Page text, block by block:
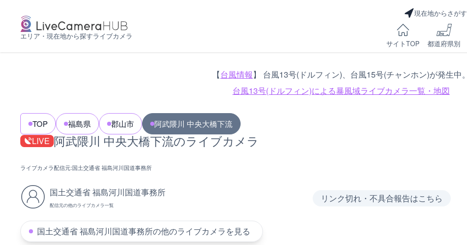
エリア・現在地から探すライブカメラ
現在地からさがす
サイトTOP 都道府県別
【台風情報】 台風13号(ドルフィン)、台風15号(チャンホン)が発生中。
台風13号(ドルフィン)による暴風域ライブカメラ一覧・地図
TOP 福島県 郡山市 阿武隈川 中央大橋下流
LIVE 阿武隈川 中央大橋下流のライブカメラ
ライブカメラ配信元:国土交通省 福島河川国道事務所
国土交通省 福島河川国道事務所
配信元の他のライブカメラ一覧
リンク切れ・不具合報告はこちら
国土交通省 福島河川国道事務所の他のライブカメラを見る